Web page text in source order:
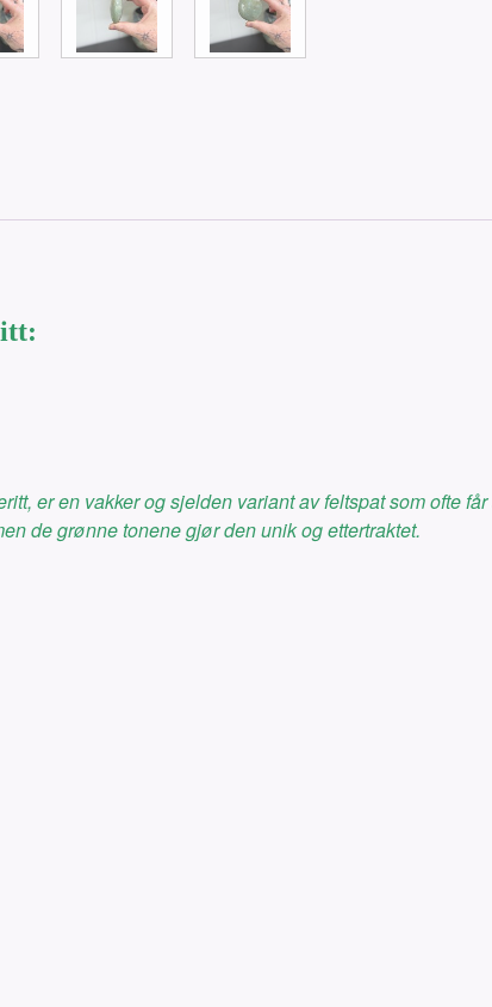
er en vakker og sjelden variant av feltspat som ofte
de grønne tonene gjør den unik og ettertraktet.